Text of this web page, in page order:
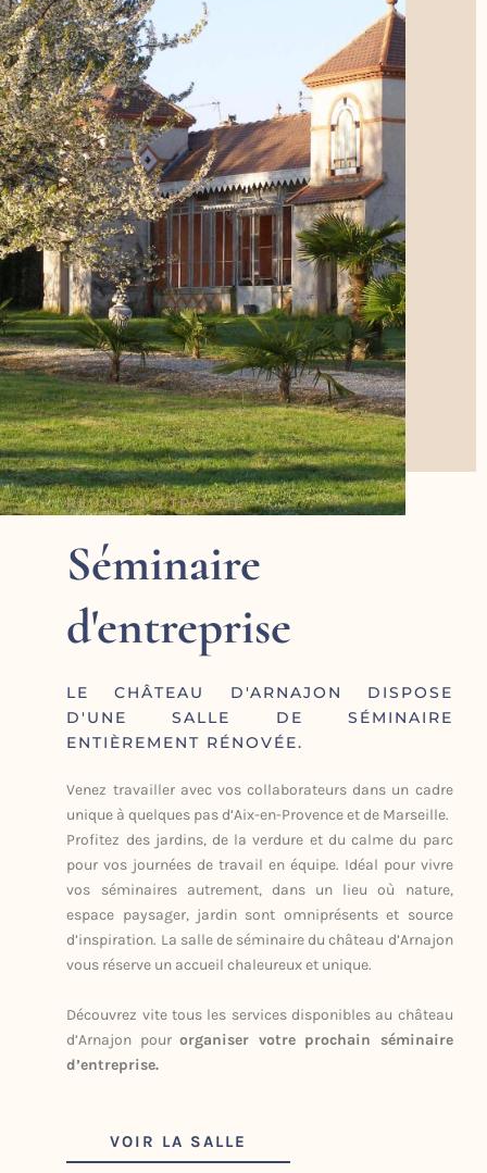
RÉUNION & TRAVAIL
Séminaire
d'entreprise
LE CHÂTEAU D'ARNAJON DISPOSE
D'UNE SALLE DE SÉMINAIRE
ENTIÈREMENT RÉNOVÉE.
Venez travailler avec vos collaborateurs dans un cadre
unique à quelques pas d’Aix-en-Provence et de Marseille.
Profitez des jardins, de la verdure et du calme du parc
pour vos journées de travail en équipe. Idéal pour vivre
vos séminaires autrement, dans un lieu où nature,
espace paysager, jardin sont omniprésents et source
d’inspiration. La salle de séminaire du château d’Arnajon
vous réserve un accueil chaleureux et unique.
Découvrez vite tous les services disponibles au château
d’Arnajon pourorganiser votre prochain séminaire
d’entreprise.
VOIR LA SALLE